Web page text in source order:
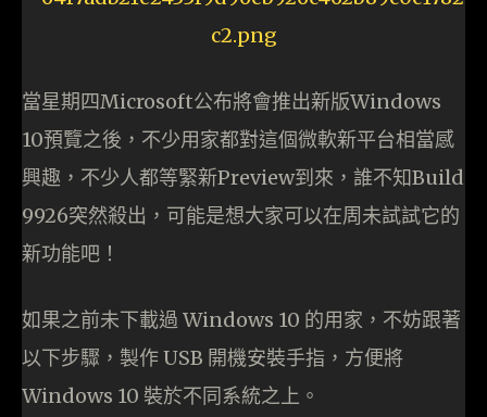
當星期四Microsoft公布將會推出新版Windows
10預覽之後，不少用家都對這個微軟新平台相當感
興趣，不少人都等緊新Preview到來，誰不知Build
9926突然殺出，可能是想大家可以在周未試試它的
新功能吧！
如果之前未下載過 Windows 10 的用家，不妨跟著
以下步驟，製作 USB 開機安裝手指，方便將
Windows 10 裝於不同系統之上。